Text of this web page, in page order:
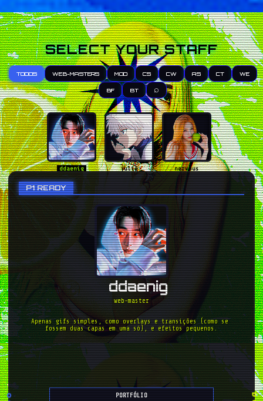
SELECT YOUR STAFF
TODOS WEB-MASTERS MOD CS CW AS CT WE
BF BT ⌕
P1 READY
ddaenig
web-master
Apenas gifs simples, como overlays e transições (como se
fossem duas capas em uma só), e efeitos pequenos.
PORTFÓLIO
ddaenig julie nervous
karam riveager aestuantic
anaharae arshanji aussi
baekart cerebrodogeto